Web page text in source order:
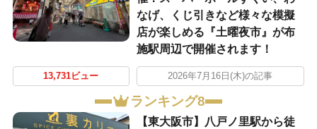
なげ、くじ引きなど様々な模擬
店が楽しめる『土曜夜市』が布
施駅周辺で開催されます！
13,731ビュー 2026年7月16日(木)の記事
ランキング8
【東大阪市】八戸ノ里駅から徒